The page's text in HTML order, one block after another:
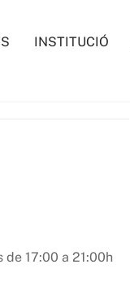
INSTITUCIÓ
de 17:00 a 21:00h